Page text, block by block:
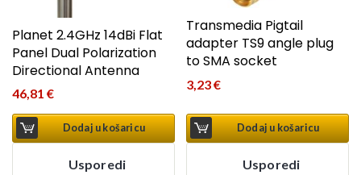
Planet 2.4GHz 14dBi Flat
Panel Dual Polarization
Directional Antenna
46,81 €
Dodaj u košaricu
Usporedi
Transmedia Pigtail
adapter TS9 angle plug
to SMA socket
3,23€
Dodaj u košaricu
Usporedi